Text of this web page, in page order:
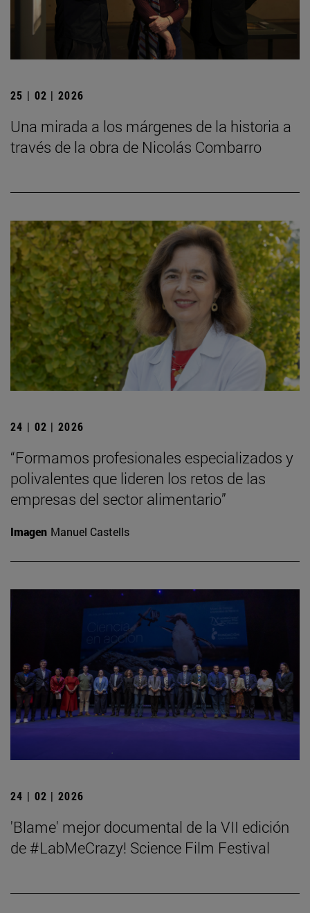
25 | 02 | 2026
Una mirada a los márgenes de la historia a
través de la obra de Nicolás Combarro
24 | 02 | 2026
“Formamos profesionales especializados y
polivalentes que lideren los retos de las
empresas del sector alimentario”
Imagen Manuel Castells
24 | 02 | 2026
'Blame' mejor documental de la VII edición
de #LabMeCrazy! Science Film Festival